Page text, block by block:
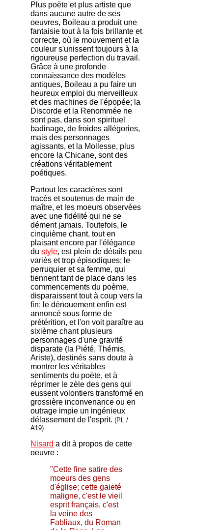
Plus poète et plus artiste que
dans aucune autre de ses
oeuvres, Boileau a produit une
fantaisie tout à la fois brillante et
correcte, où le mouvement et la
couleur s'unissent toujours à la
rigoureuse perfection du travail.
Grâce à une profonde
connaissance des modèles
antiques, Boileau a pu faire un
heureux emploi du merveilleux
et des machines de l'épopée; la
Discorde et la Renommée ne
sont pas, dans son spirituel
badinage, de froides allégories,
mais des personnages
agissants, et la Mollesse, plus
encore la Chicane, sont des
créations véritablement
poétiques.
Partout les caractères sont
tracés et soutenus de main de
maître, et les moeurs observées
avec une fidélité qui ne se
dément jamais. Toutefois, le
cinquième chant, tout en
plaisant encore par l'élégance
du style, est plein de détails peu
variés et trop épisodiques; le
perruquier et sa femme, qui
tiennent tant de place dans les
commencements du poème,
disparaissent tout à coup vers la
fin; le dénouement enfin est
annoncé sous forme de
prétérition, et l'on voit paraître au
sixième chant plusieurs
personnages d'une gravité
disparate (la Piété, Thémis,
Ariste), destinés sans doute à
montrer les véritables
sentiments du poète, et à
réprimer le zèle des gens qui
eussent volontiers transformé en
grossière inconvenance ou en
outrage impie un ingénieux
délassement de l'esprit. (PL /
A19).
Nisard a dit à propos de cette
oeuvre :
"Cette fine satire des
moeurs des gens
d'église; cette gaieté
maligne, c'est le vieil
esprit français, c'est
la veine des
Fabliaux, du Roman